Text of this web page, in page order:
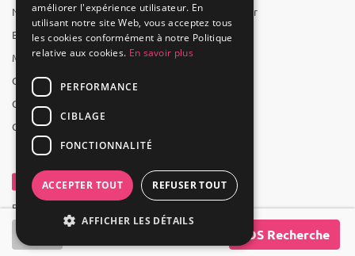
SOS Recherche
Nos partenaires
Espace presse
Mentions légales
CGV
CGU
Contact
Reserverunbar
MP2
Powered by Groupe 1001Salles
améliorer l'expérience utilisateur. En
utilisant notre site Web, vous acceptez tous
les cookies conformément à notre Politique
relative aux cookies. En savoir plus
PERFORMANCE
CIBLAGE
FONCTIONNALITÉ
ACCEPTER TOUT REFUSER TOUT
AFFICHER LES DÉTAILS